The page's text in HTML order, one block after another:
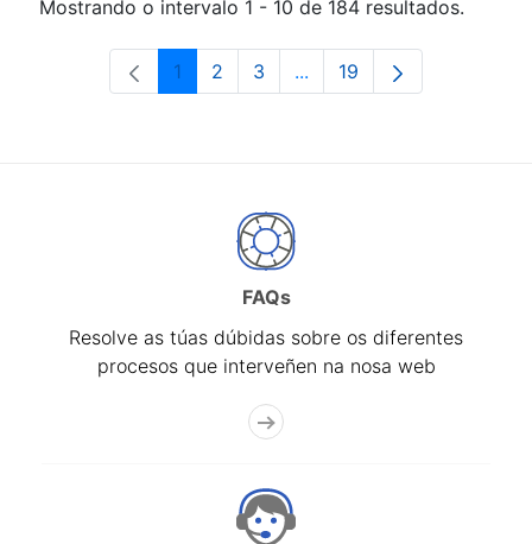
Mostrando o intervalo 1 - 10 de 184 resultados.
Páxina
1 Páxina
2 Páxina
3 ...Páxinas intermedias Use
Páxina
19
FAQs
Resolve as túas dúbidas sobre os diferentes
procesos que interveñen na nosa web